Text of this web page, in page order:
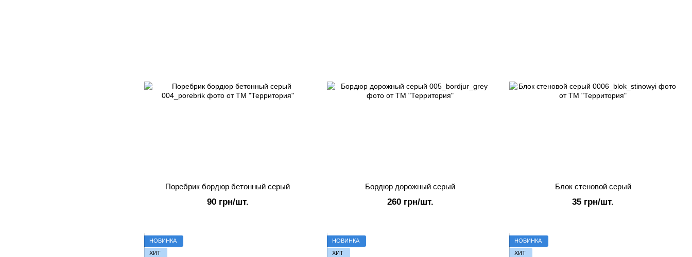
Поребрик бордюр бетонный серый
90 грн/шт.
Бордюр дорожный серый
260 грн/шт.
Блок стеновой серый
35 грн/шт.
НОВИНКА
ХИТ
НОВИНКА
ХИТ
НОВИНКА
ХИТ